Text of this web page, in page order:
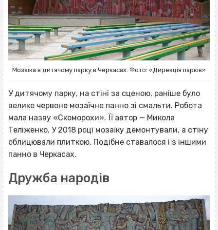
Мозаїка в дитячому парку в Черкасах. Фото: «Дирекція парків»
У дитячому парку, на стіні за сценою, раніше було
велике червоне мозаїчне панно зі смальти. Робота
мала назву «Скоморохи». Її автор — Микола
Теліженко. У 2018 році мозаїку демонтували, а стіну
облицювали плиткою. Подібне ставалося і з іншими
панно в Черкасах.
Дружба народів